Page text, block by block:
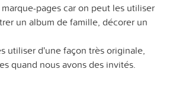
pages car on peut les utiliser
un album de famille, décorer un
utiliser d'une façon très originale,
quand nous avons des invités.